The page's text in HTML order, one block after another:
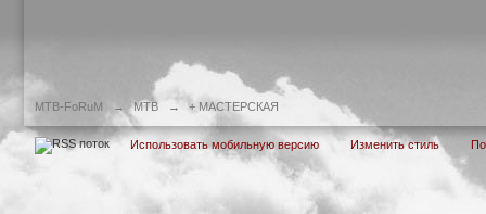
MTB-FoRuM → MTB → + МАСТЕРСКАЯ
Использовать мобильную версию Изменить стиль